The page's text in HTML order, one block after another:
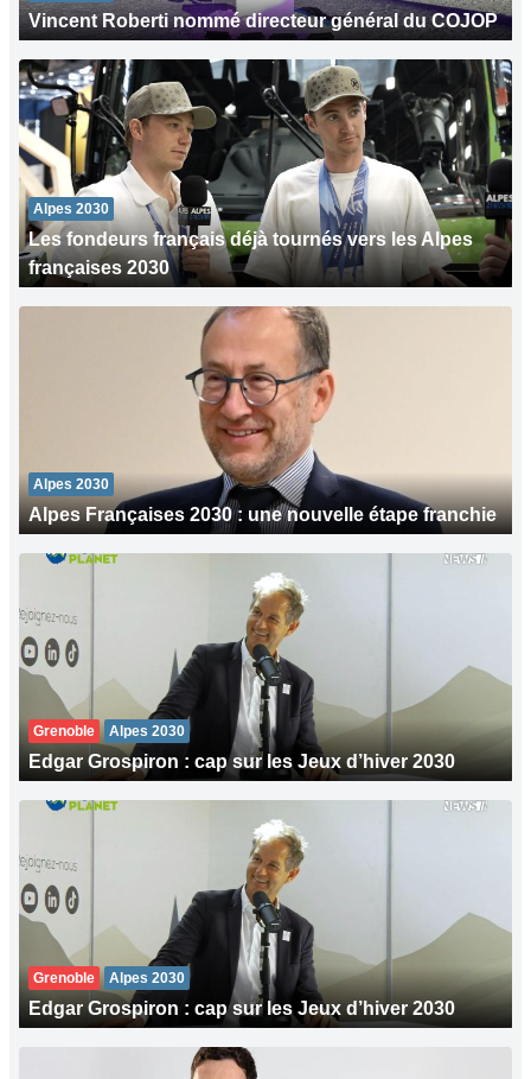
Vincent Roberti nommé directeur général du COJOP
Alpes 2030
Les fondeurs français déjà tournés vers les Alpes
françaises 2030
Alpes 2030
Alpes Françaises 2030 : une nouvelle étape franchie
Grenoble Alpes 2030
Edgar Grospiron : cap sur les Jeux d’hiver 2030
Grenoble Alpes 2030
Edgar Grospiron : cap sur les Jeux d’hiver 2030